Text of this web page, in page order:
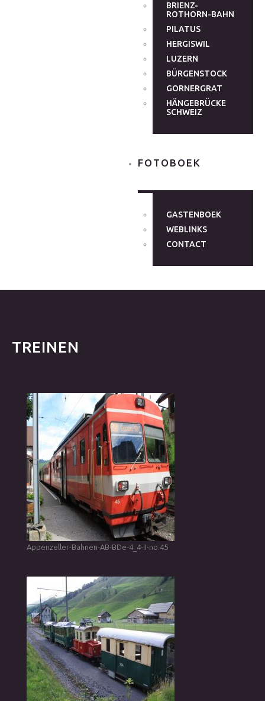
BRIENZ-
ROTHORN-BAHN
PILATUS
HERGISWIL
LUZERN
BÜRGENSTOCK
GORNERGRAT
HÄNGEBRÜCKE
SCHWEIZ
FOTOBOEK
GASTENBOEK
WEBLINKS
CONTACT
TREINEN
Appenzeller-Bahnen-AB-BDe-4_4-II-no.45